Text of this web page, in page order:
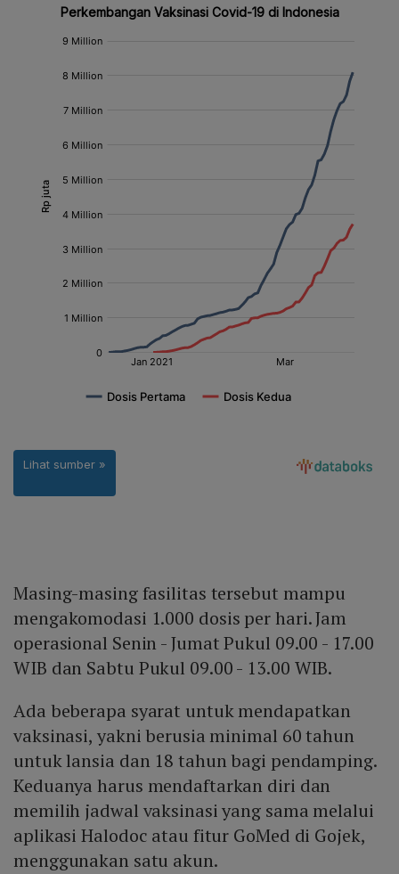
Masing-masing fasilitas tersebut mampu
mengakomodasi 1.000 dosis per hari. Jam
operasional Senin - Jumat Pukul 09.00 - 17.00
WIB dan Sabtu Pukul 09.00 - 13.00 WIB.
Ada beberapa syarat untuk mendapatkan
vaksinasi, yakni berusia minimal 60 tahun
untuk lansia dan 18 tahun bagi pendamping.
Keduanya harus mendaftarkan diri dan
memilih jadwal vaksinasi yang sama melalui
aplikasi Halodoc atau fitur GoMed di Gojek,
menggunakan satu akun.